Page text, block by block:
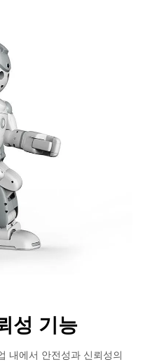
성 기능
에서 안전성과 신뢰성의